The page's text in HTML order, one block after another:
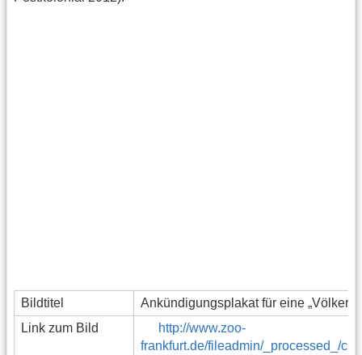
Bildtitel
Ankündigungsplakat für eine
Link zum Bild
http://www.zoo-
frankfurt.de/fileadmin/_processed_/